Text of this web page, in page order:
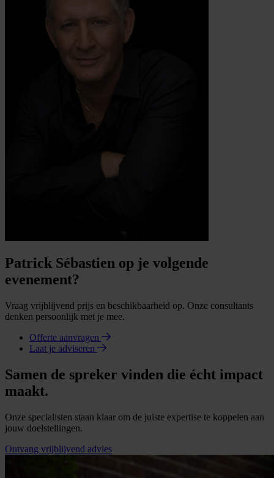
Patrick Sébastien op je volgende
evenement?
Vraag vrijblijvend prijs en beschikbaarheid op. Onze consultants
denken persoonlijk met je mee.
Offerte aanvragen
Laat je adviseren
Samen de spreker vinden die écht impact
maakt.
Onze specialisten staan klaar om de juiste expertise te koppelen aan
jouw doelstellingen.
Ontvang vrijblijvend advies